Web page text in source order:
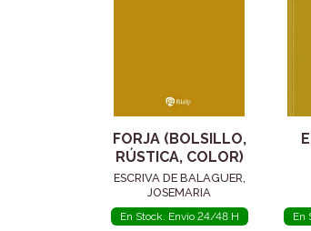
FORJA (BOLSILLO,
RÚSTICA, COLOR)
ESCRIVA DE BALAGUER,
JOSEMARIA
En Stock. Envío 24/48 H En